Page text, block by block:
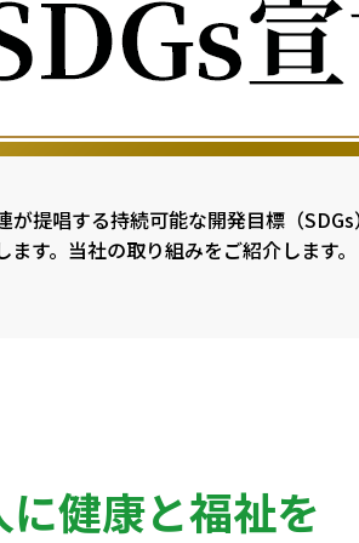
が提唱する持続可能な開発目標（
す。 当社の取り組みをご紹介します。
健康と福祉を